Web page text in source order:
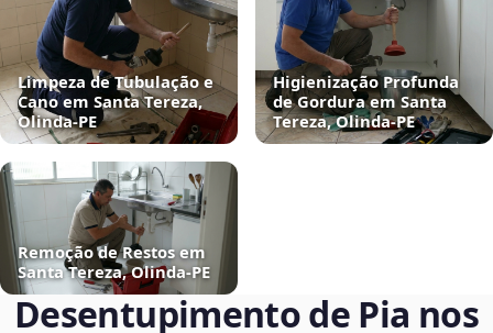
Limpeza de Tubulação e
Cano em Santa Tereza,
Olinda‑PE
Higienização Profunda
de Gordura em Santa
Tereza, Olinda‑PE
Remoção de Restos em
Santa Tereza, Olinda‑PE
Desentupimento de Pia nos